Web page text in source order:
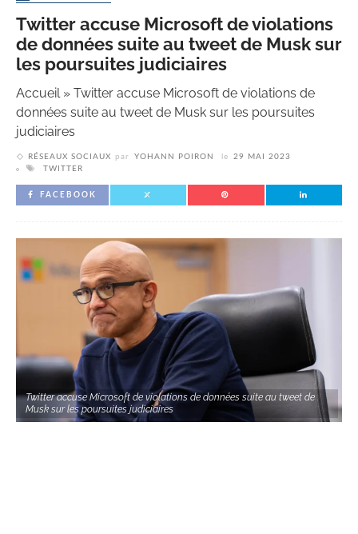
Twitter accuse Microsoft de violations
de données suite au tweet de Musk sur
les poursuites judiciaires
Accueil» Twitter accuse Microsoft de violations de
données suite au tweet de Musk sur les poursuites
judiciaires
RÉSEAUX SOCIAUX par YOHANN POIRON le
29 MAI 2023
TWITTER
FACEBOOK
Twitter accuse Microsoft de violations de données suite au tweet de
Musk sur les poursuites judiciaires